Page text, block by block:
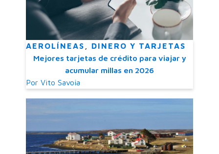
AEROLÍNEAS
DINERO Y TARJETAS
Mejores tarjetas de crédito para viajar y
acumular millas en 2026
Por Vito Savoia